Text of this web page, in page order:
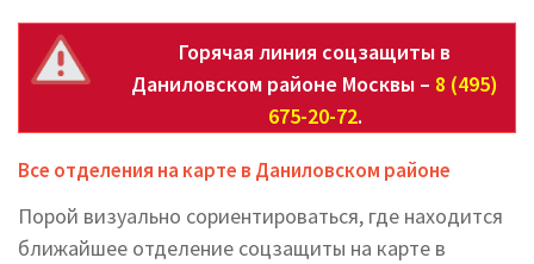
Горячая линия соцзащиты в
Даниловском районе Москвы – 8 (495)
675-20-72.
Все отделения на карте в Даниловском районе
Порой визуально сориентироваться, где находится
ближайшее отделение соцзащиты на карте в